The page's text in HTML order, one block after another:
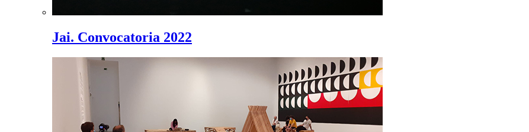
Jai. Convocatoria 2022